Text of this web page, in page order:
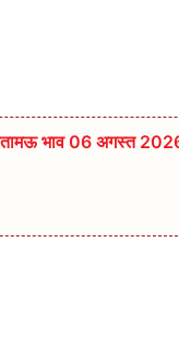
भाव 06 अगस्त